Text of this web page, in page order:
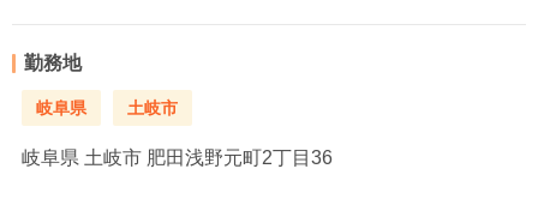
勤務地
岐阜県 土岐市
岐阜県 土岐市 肥田浅野元町2丁目36